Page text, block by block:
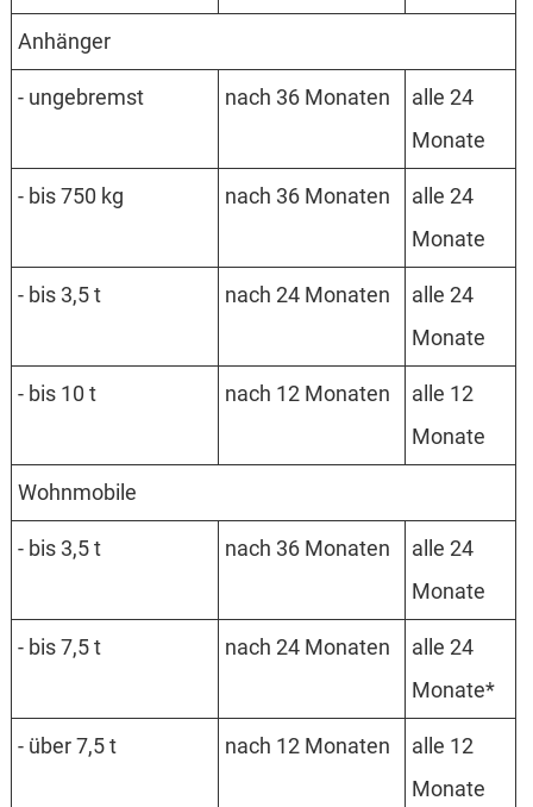
An­hänger
- unge­bremst nach 36 Monaten
alle 24
Monate
- bis 750 kg nach 36 Monaten
alle 24
Monate
- bis 3,5 t nach 24 Monaten
alle 24
Monate
- bis 10 t nach 12 Monaten
alle 12
Monate
Wohn­mobile
- bis 3,5 t nach 36 Monaten
alle 24
Monate
- bis 7,5 t nach 24 Monaten
alle 24
Monate*
- über 7,5 t nach 12 Monaten
alle 12
Monate